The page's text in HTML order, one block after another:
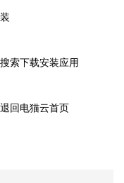
索下载安装应用
回电猫云首页